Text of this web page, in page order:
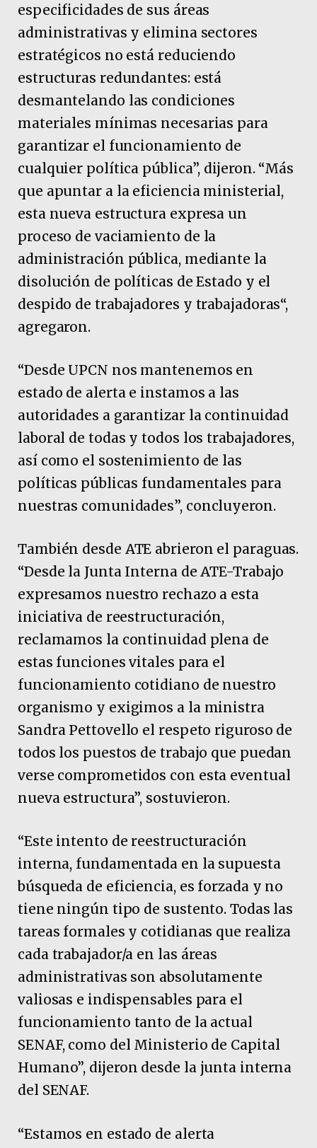
especificidades de sus áreas
administrativas y elimina sectores
estratégicos no está reduciendo
estructuras redundantes: está
desmantelando las condiciones
materiales mínimas necesarias para
garantizar el funcionamiento de
cualquier política pública”, dijeron. “Más
que apuntar a la eficiencia ministerial,
esta nueva estructura expresa un
proceso de vaciamiento de la
administración pública, mediante la
disolución de políticas de Estado y el
despido de trabajadores y trabajadoras“,
agregaron.
“Desde UPCN nos mantenemos en
estado de alerta e instamos a las
autoridades a garantizar la continuidad
laboral de todas y todos los trabajadores,
así como el sostenimiento de las
políticas públicas fundamentales para
nuestras comunidades”, concluyeron.
También desde ATE abrieron el paraguas.
“Desde la Junta Interna de ATE-Trabajo
expresamos nuestro rechazo a esta
iniciativa de reestructuración,
reclamamos la continuidad plena de
estas funciones vitales para el
funcionamiento cotidiano de nuestro
organismo y exigimos a la ministra
Sandra Pettovello el respeto riguroso de
todos los puestos de trabajo que puedan
verse comprometidos con esta eventual
nueva estructura”, sostuvieron.
“Este intento de reestructuración
interna, fundamentada en la supuesta
búsqueda de eficiencia, es forzada y no
tiene ningún tipo de sustento. Todas las
tareas formales y cotidianas que realiza
cada trabajador/a en las áreas
administrativas son absolutamente
valiosas e indispensables para el
funcionamiento tanto de la actual
SENAF, como del Ministerio de Capital
Humano”, dijeron desde la junta interna
del SENAF.
“Estamos en estado de alerta